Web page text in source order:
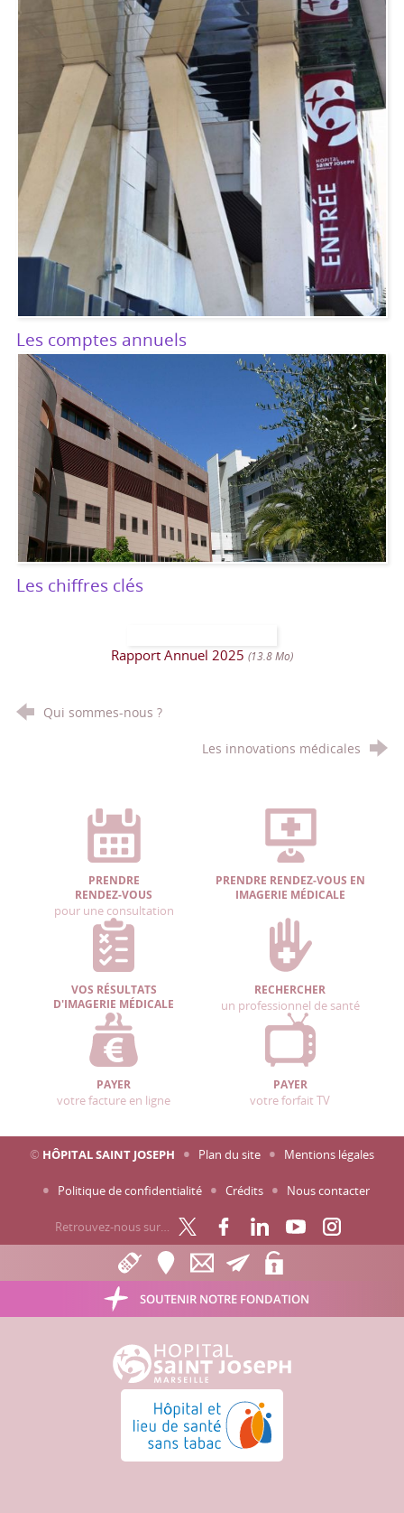
Les comptes annuels
Les chiffres clés
Rapport Annuel 2025 (13.8 Mo)
Qui sommes-nous ?
Les innovations médicales
PRENDRE
RENDEZ-VOUS
pour une consultation
PRENDRE RENDEZ-VOUS EN
IMAGERIE MÉDICALE
VOS RÉSULTATS
D'IMAGERIE MÉDICALE
RECHERCHER
un professionnel de santé
PAYER
votre facture en ligne
PAYER
votre forfait TV
© HÔPITAL SAINT JOSEPH Plan du site Mentions légales
Politique de confidentialité Crédits Nous contacter
Retrouvez-nous sur…
SOUTENIR NOTRE FONDATION
Hôpital Saint Joseph - Marseille
Hôpital et lieu de santé sans tabac